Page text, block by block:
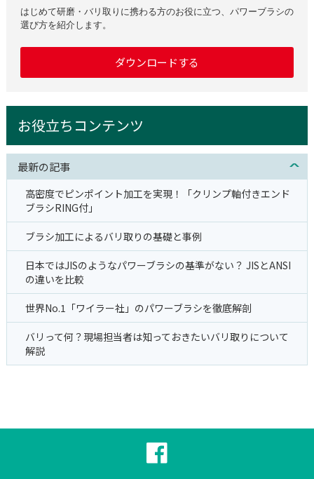
はじめて研磨・バリ取りに携わる方のお役に立つ、パワーブラシの
選び方を紹介します。
ダウンロードする
お役立ちコンテンツ
最新の記事
高密度でピンポイント加工を実現！「クリンプ軸付きエンド
ブラシRING付」
ブラシ加工によるバリ取りの基礎と事例
日本ではJISのようなパワーブラシの基準がない？ JISとANSI
の違いを比較
世界No.1「ワイラー社」のパワーブラシを徹底解剖
バリって何？現場担当者は知っておきたいバリ取りについて
解説